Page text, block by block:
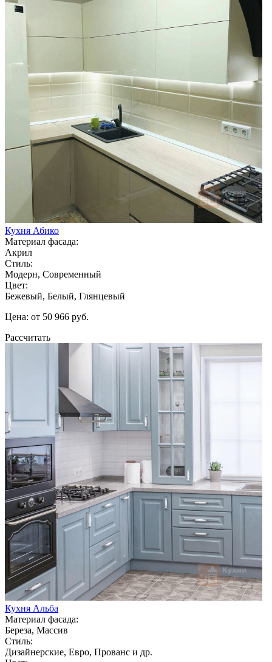
Кухня Абико
Материал фасада:
Акрил
Стиль:
Модерн, Современный
Цвет:
Бежевый, Белый, Глянцевый
Цена: от 50 966 руб.
Рассчитать
Кухня Альба
Материал фасада:
Береза, Массив
Стиль:
Дизайнерские, Евро, Прованс и др.